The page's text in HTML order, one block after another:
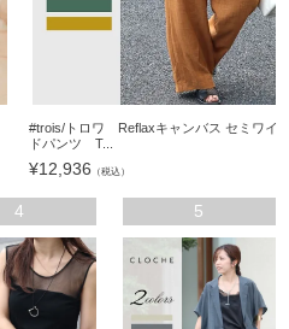
#trois/トロワ Reflaxキャンバス セミワイ
ドパンツ T...
¥12,936 （税込）
4 5